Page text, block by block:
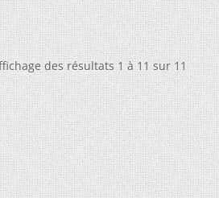
des résultats 1 à 11 sur 11